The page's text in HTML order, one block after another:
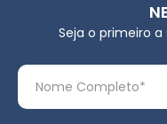
Seja o primeiro